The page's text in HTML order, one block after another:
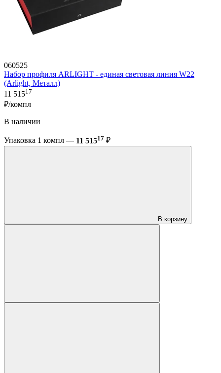
060525
Набор профиля ARLIGHT - единая световая линия W22
(Arlight, Металл)
11 51517
₽/компл
В наличии
Упаковка 1 компл — 11 51517 ₽
В корзину